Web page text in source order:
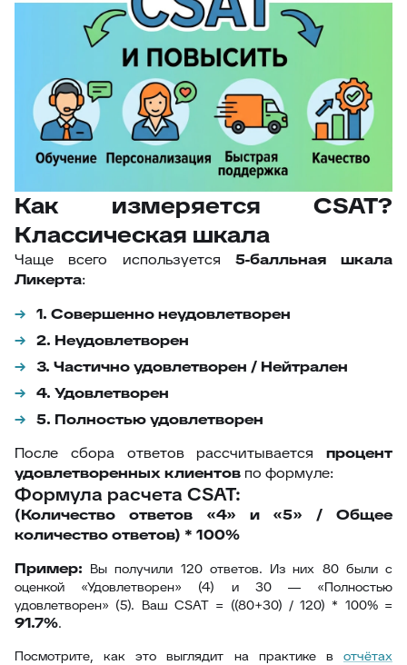
Как измеряется CSAT?
Классическая шкала
Чаще всего используется 5-балльная шкала
Ликерта:
1. Совершенно неудовлетворен
2. Неудовлетворен
3. Частично удовлетворен / Нейтрален
4. Удовлетворен
5. Полностью удовлетворен
После сбора ответов рассчитывается процент
удовлетворенных клиентов по формуле:
Формула расчета CSAT:
(Количество ответов «4» и «5» / Общее
количество ответов) * 100%
Пример: Вы получили 120 ответов. Из них 80 были с
оценкой «Удовлетворен» (4) и 30 — «Полностью
удовлетворен» (5). Ваш CSAT = ((80+30) / 120) * 100% =
91.7%.
Посмотрите, как это выглядит на практике в отчётах